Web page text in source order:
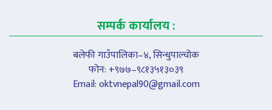
सम्पर्क कार्यालय :
बलेफी गाउँपालिका–४, सिन्धुपाल्चोक
फोन: +९७७–९८१३५१३०३९
Email:oktvnepal90@gmail.com